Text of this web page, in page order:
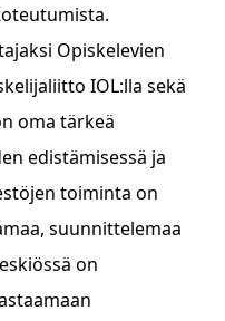
Opiskelevien
IOL:lla sekä
oma tärkeä
edistämisessä ja
toiminta on
suunnittelemaa
on